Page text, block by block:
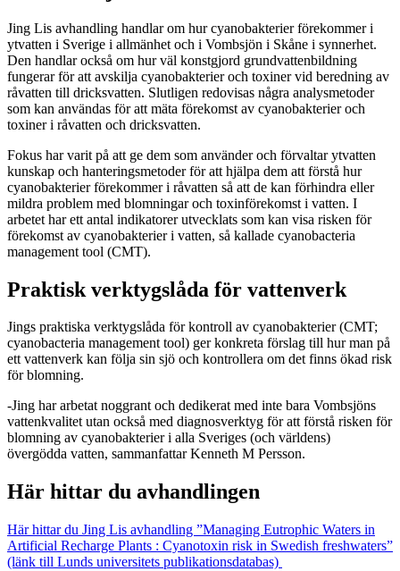
Jing Lis avhandling handlar om hur cyanobakterier förekommer i
ytvatten i Sverige i allmänhet och i Vombsjön i Skåne i synnerhet.
Den handlar också om hur väl konstgjord grundvattenbildning
fungerar för att avskilja cyanobakterier och toxiner vid beredning av
råvatten till dricksvatten. Slutligen redovisas några analysmetoder
som kan användas för att mäta förekomst av cyanobakterier och
toxiner i råvatten och dricksvatten.
Fokus har varit på att ge dem som använder och förvaltar ytvatten
kunskap och hanteringsmetoder för att hjälpa dem att förstå hur
cyanobakterier förekommer i råvatten så att de kan förhindra eller
mildra problem med blomningar och toxinförekomst i vatten. I
arbetet har ett antal indikatorer utvecklats som kan visa risken för
förekomst av cyanobakterier i vatten, så kallade cyanobacteria
management tool (CMT).
Praktisk verktygslåda för vattenverk
Jings praktiska verktygslåda för kontroll av cyanobakterier (CMT;
cyanobacteria management tool) ger konkreta förslag till hur man på
ett vattenverk kan följa sin sjö och kontrollera om det finns ökad risk
för blomning.
-Jing har arbetat noggrant och dedikerat med inte bara Vombsjöns
vattenkvalitet utan också med diagnosverktyg för att förstå risken för
blomning av cyanobakterier i alla Sveriges (och världens)
övergödda vatten, sammanfattar Kenneth M Persson.
Här hittar du avhandlingen
Här hittar du Jing Lis avhandling ”Managing Eutrophic Waters in
Artificial Recharge Plants : Cyanotoxin risk in Swedish freshwaters”
(länk till Lunds universitets publikationsdatabas)